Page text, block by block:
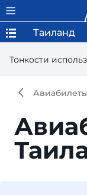
Тонкости
Таиланд
Авиабилеты